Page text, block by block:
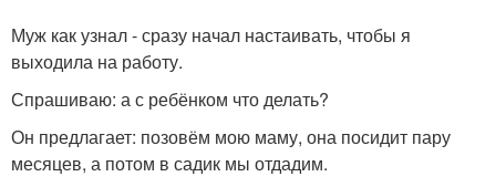
Муж как узнал - сразу начал настаивать, чтобы я
выходила на работу.
Спрашиваю: а с ребёнком что делать?
Он предлагает: позовём мою маму, она посидит пару
месяцев, а потом в садик мы отдадим.